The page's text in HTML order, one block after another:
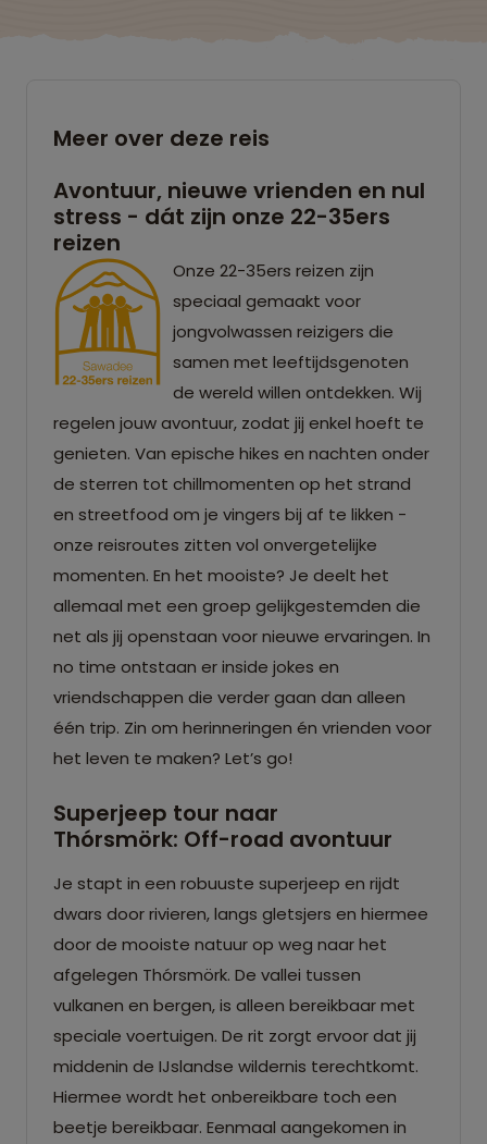
Meer over deze reis
Avontuur, nieuwe vrienden en nul
stress - dát zijn onze 22-35ers
reizen
Onze 22-35ers reizen zijn
speciaal gemaakt voor
jongvolwassen reizigers die
samen met leeftijdsgenoten
de wereld willen ontdekken. Wij
regelen jouw avontuur, zodat jij enkel hoeft te
genieten. Van epische hikes en nachten onder
de sterren tot chillmomenten op het strand
en streetfood om je vingers bij af te likken -
onze reisroutes zitten vol onvergetelijke
momenten. En het mooiste? Je deelt het
allemaal met een groep gelijkgestemden die
net als jij openstaan voor nieuwe ervaringen. In
no time ontstaan er inside jokes en
vriendschappen die verder gaan dan alleen
één trip. Zin om herinneringen én vrienden voor
het leven te maken? Let’s go!
Superjeep tour naar
Thórsmörk: Off-road avontuur
Je stapt in een robuuste superjeep en rijdt
dwars door rivieren, langs gletsjers en hiermee
door de mooiste natuur op weg naar het
afgelegen Thórsmörk. De vallei tussen
vulkanen en bergen, is alleen bereikbaar met
speciale voertuigen. De rit zorgt ervoor dat jij
middenin de IJslandse wildernis terechtkomt.
Hiermee wordt het onbereikbare toch een
beetje bereikbaar. Eenmaal aangekomen in